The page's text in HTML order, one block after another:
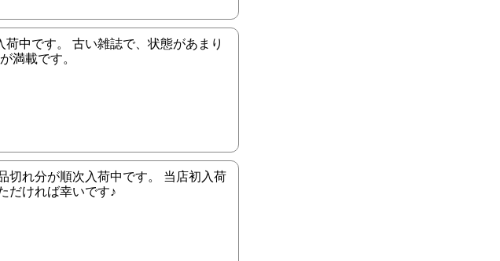
中です。 古い雑誌で、状態があまり
満載です。
切れ分が順次入荷中です。 当店初入荷
だければ幸いです♪